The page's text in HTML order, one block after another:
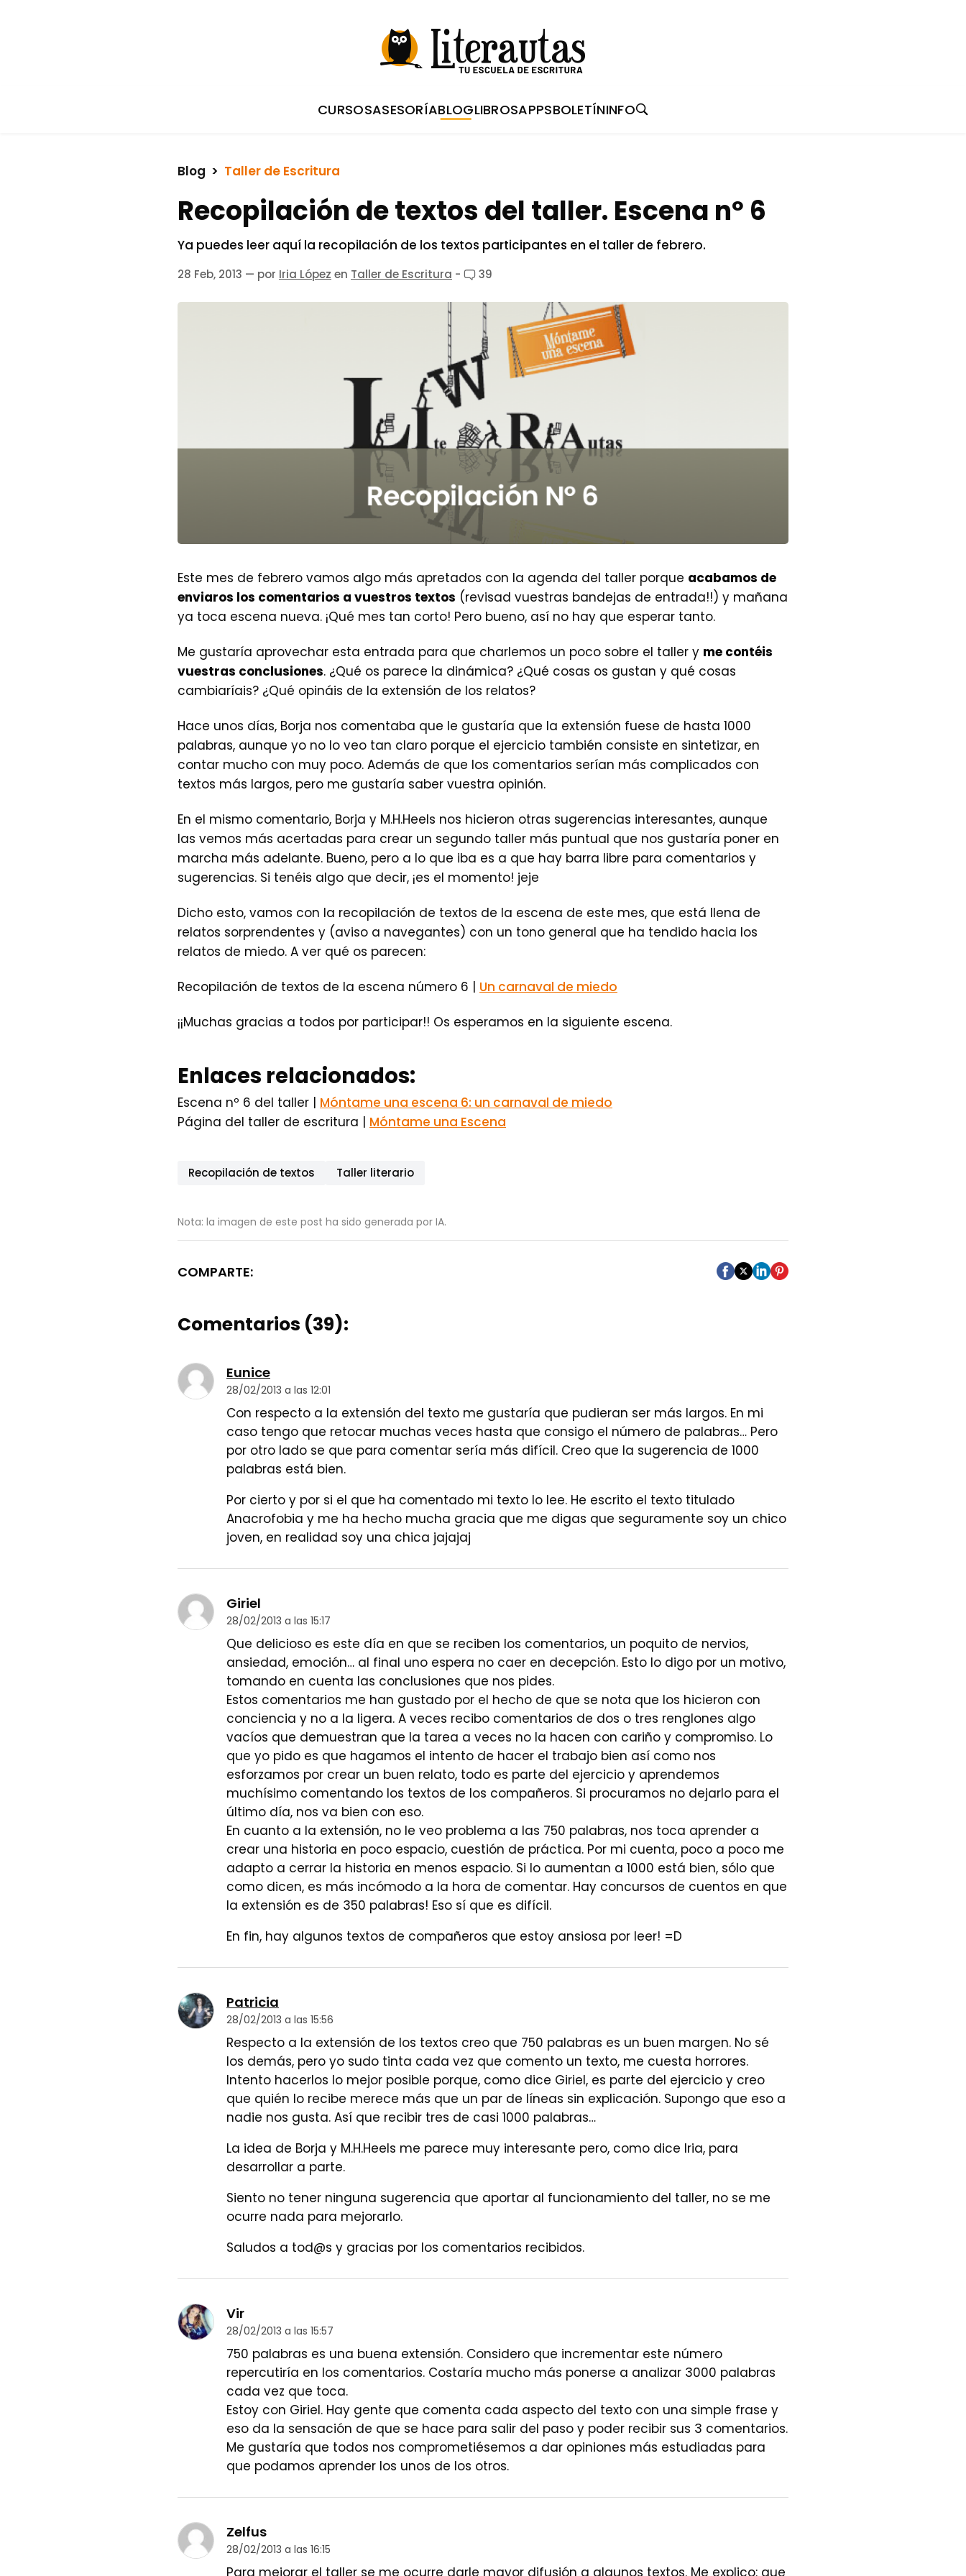
CURSOSASESORÍABLOGLIBROSAPPSBOLETÍNINFO
Blog
  >
Taller de Escritura
Recopilación de textos del taller. Escena nº 6
Ya puedes leer aquí la recopilación de los textos participantes en el taller de febrero.
28 Feb, 2013 — por Iria López en Taller de Escritura - 39
Este mes de febrero vamos algo más apretados con la agenda del taller porque acabamos de
enviaros los comentarios a vuestros textos (revisad vuestras bandejas de entrada!!) y mañana
ya toca escena nueva. ¡Qué mes tan corto! Pero bueno, así no hay que esperar tanto.
Me gustaría aprovechar esta entrada para que charlemos un poco sobre el taller y me contéis
vuestras conclusiones. ¿Qué os parece la dinámica? ¿Qué cosas os gustan y qué cosas
cambiaríais? ¿Qué opináis de la extensión de los relatos?
Hace unos días, Borja nos comentaba que le gustaría que la extensión fuese de hasta 1000
palabras, aunque yo no lo veo tan claro porque el ejercicio también consiste en sintetizar, en
contar mucho con muy poco. Además de que los comentarios serían más complicados con
textos más largos, pero me gustaría saber vuestra opinión.
En el mismo comentario, Borja y M.H.Heels nos hicieron otras sugerencias interesantes, aunque
las vemos más acertadas para crear un segundo taller más puntual que nos gustaría poner en
marcha más adelante. Bueno, pero a lo que iba es a que hay barra libre para comentarios y
sugerencias. Si tenéis algo que decir, ¡es el momento! jeje
Dicho esto, vamos con la recopilación de textos de la escena de este mes, que está llena de
relatos sorprendentes y (aviso a navegantes) con un tono general que ha tendido hacia los
relatos de miedo. A ver qué os parecen:
Recopilación de textos de la escena número 6 | Un carnaval de miedo
¡¡Muchas gracias a todos por participar!! Os esperamos en la siguiente escena.
Enlaces relacionados:
Escena nº 6 del taller | Móntame una escena 6: un carnaval de miedo
Página del taller de escritura | Móntame una Escena
Recopilación de textos Taller literario
Nota: la imagen de este post ha sido generada por IA.
COMPARTE:
Comentarios (39):
Eunice
28/02/2013 a las 12:01
Con respecto a la extensión del texto me gustaría que pudieran ser más largos. En mi
caso tengo que retocar muchas veces hasta que consigo el número de palabras… Pero
por otro lado se que para comentar sería más difícil. Creo que la sugerencia de 1000
palabras está bien.
Por cierto y por si el que ha comentado mi texto lo lee. He escrito el texto titulado
Anacrofobia y me ha hecho mucha gracia que me digas que seguramente soy un chico
joven, en realidad soy una chica jajajaj
Giriel
28/02/2013 a las 15:17
Que delicioso es este día en que se reciben los comentarios, un poquito de nervios,
ansiedad, emoción… al final uno espera no caer en decepción. Esto lo digo por un motivo,
tomando en cuenta las conclusiones que nos pides.
Estos comentarios me han gustado por el hecho de que se nota que los hicieron con
conciencia y no a la ligera. A veces recibo comentarios de dos o tres renglones algo
vacíos que demuestran que la tarea a veces no la hacen con cariño y compromiso. Lo
que yo pido es que hagamos el intento de hacer el trabajo bien así como nos
esforzamos por crear un buen relato, todo es parte del ejercicio y aprendemos
muchísimo comentando los textos de los compañeros. Si procuramos no dejarlo para el
último día, nos va bien con eso.
En cuanto a la extensión, no le veo problema a las 750 palabras, nos toca aprender a
crear una historia en poco espacio, cuestión de práctica. Por mi cuenta, poco a poco me
adapto a cerrar la historia en menos espacio. Si lo aumentan a 1000 está bien, sólo que
como dicen, es más incómodo a la hora de comentar. Hay concursos de cuentos en que
la extensión es de 350 palabras! Eso sí que es difícil.
En fin, hay algunos textos de compañeros que estoy ansiosa por leer! =D
Patricia
28/02/2013 a las 15:56
Respecto a la extensión de los textos creo que 750 palabras es un buen margen. No sé
los demás, pero yo sudo tinta cada vez que comento un texto, me cuesta horrores.
Intento hacerlos lo mejor posible porque, como dice Giriel, es parte del ejercicio y creo
que quién lo recibe merece más que un par de líneas sin explicación. Supongo que eso a
nadie nos gusta. Así que recibir tres de casi 1000 palabras…
La idea de Borja y M.H.Heels me parece muy interesante pero, como dice Iria, para
desarrollar a parte.
Siento no tener ninguna sugerencia que aportar al funcionamiento del taller, no se me
ocurre nada para mejorarlo.
Saludos a tod@s y gracias por los comentarios recibidos.
Vir
28/02/2013 a las 15:57
750 palabras es una buena extensión. Considero que incrementar este número
repercutiría en los comentarios. Costaría mucho más ponerse a analizar 3000 palabras
cada vez que toca.
Estoy con Giriel. Hay gente que comenta cada aspecto del texto con una simple frase y
eso da la sensación de que se hace para salir del paso y poder recibir sus 3 comentarios.
Me gustaría que todos nos comprometiésemos a dar opiniones más estudiadas para
que podamos aprender los unos de los otros.
Zelfus
28/02/2013 a las 16:15
Para mejorar el taller se me ocurre darle mayor difusión a algunos textos. Me explico: que